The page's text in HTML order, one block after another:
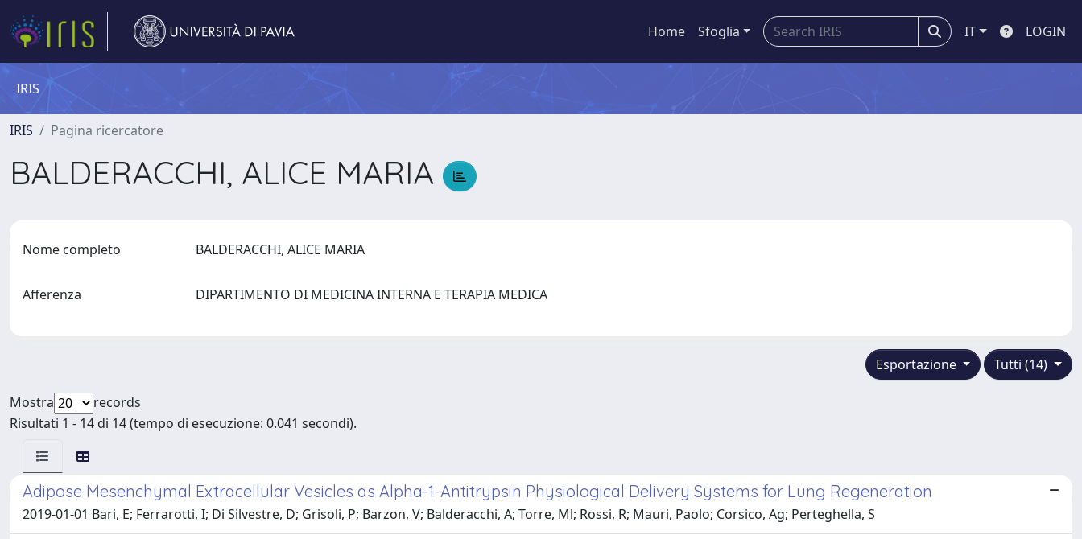
Home Sfoglia IT LOGIN
IRIS
IRIS Pagina ricercatore
BALDERACCHI, ALICE MARIA
Nome completo BALDERACCHI, ALICE MARIA
Afferenza DIPARTIMENTO DI MEDICINA INTERNA E TERAPIA MEDICA
Tutti (14)
Esportazione
Mostra
records
Risultati 1 - 14 di 14 (tempo di esecuzione: 0.041 secondi).
Adipose Mesenchymal Extracellular Vesicles as Alpha-1-Antitrypsin Physiological Delivery Systems for Lung Regeneration
2019-01-01 Bari, E; Ferrarotti, I; Di Silvestre, D; Grisoli, P; Barzon, V; Balderacchi, A; Torre, Ml; Rossi, R; Mauri, Paolo; Corsico, Ag; Perteghella, S